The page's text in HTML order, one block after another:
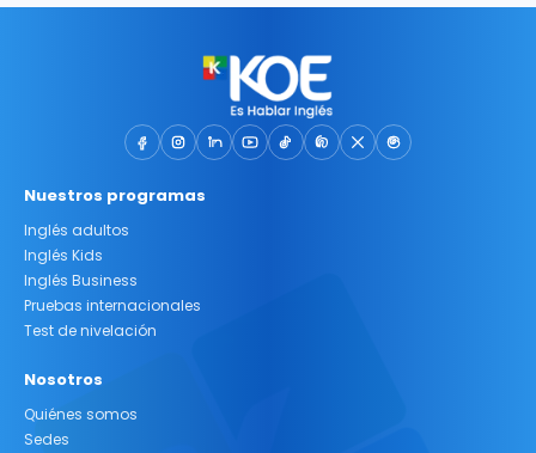
Nuestros programas
Inglés adultos
Inglés Kids
Inglés Business
Pruebas internacionales
Test de nivelación
Nosotros
Quiénes somos
Sedes